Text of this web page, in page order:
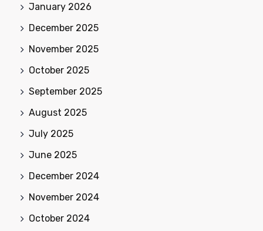
January 2026
December 2025
November 2025
October 2025
September 2025
August 2025
July 2025
June 2025
December 2024
November 2024
October 2024